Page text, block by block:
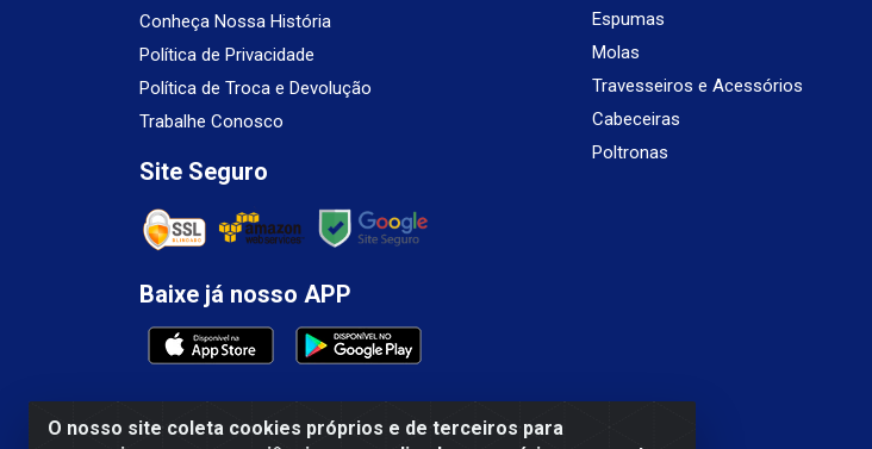
O nosso site coleta cookies próprios e de terceiros para
Conheça Nossa História
Política de Privacidade
Política de Troca e Devolução
Trabalhe Conosco
Site Seguro
Baixe já nosso APP
Espumas
Molas
Travesseiros e Acessórios
Cabeceiras
Poltronas